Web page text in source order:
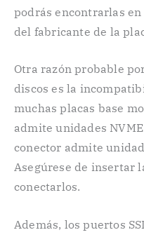
podrás encontrarlas
del fabricante de la
Otra razón probable
discos es la
muchas placas base
admite unidades
conector admite
Asegúrese de insertar
conectarlos.
Además, los puertos